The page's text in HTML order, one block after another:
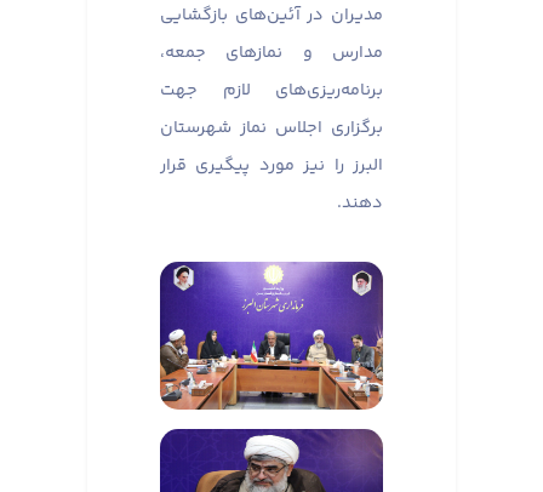
مدیران در آئین‌های بازگشایی
مدارس و نماز‌های جمعه،
برنامه‌ریزی‌های لازم جهت
برگزاری اجلاس نماز شهرستان
البرز را نیز مورد پیگیری قرار
دهند.